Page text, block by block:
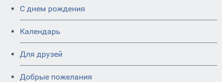
C днем рождения
Календарь
Для друзей
Добрые пожелания